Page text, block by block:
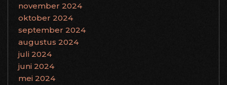
november 2024
oktober 2024
september 2024
augustus 2024
juli 2024
juni 2024
mei 2024